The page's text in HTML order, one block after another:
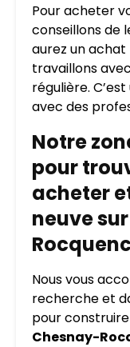
Pour acheter
conseillons de
aurez un achat
travaillons
régulière.
avec des
Notre
pour
acheter
neuve
Nous vous
recherche et
pour
Chesnay-